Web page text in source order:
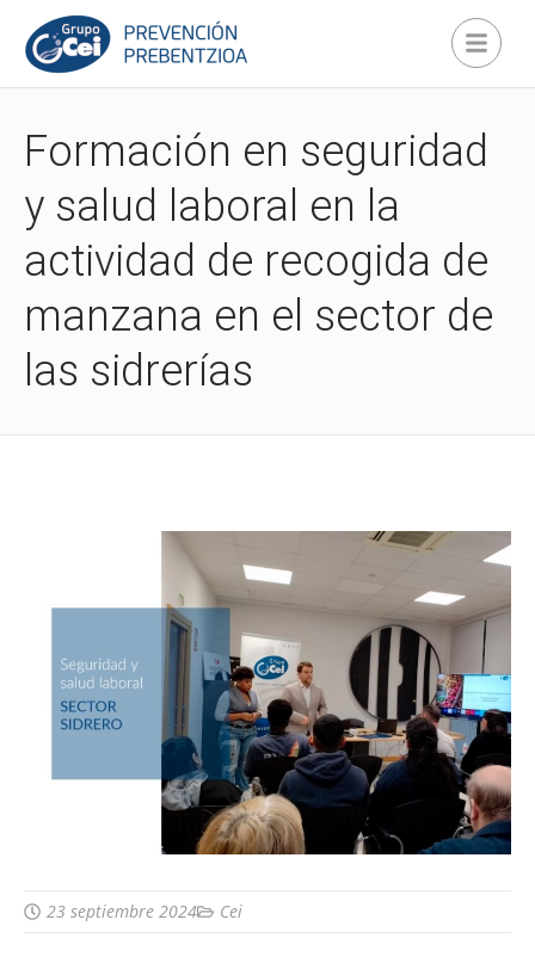
Formación en seguridad
y salud laboral en la
actividad de recogida de
manzana en el sector de
las sidrerías
23 septiembre 2024 Cei